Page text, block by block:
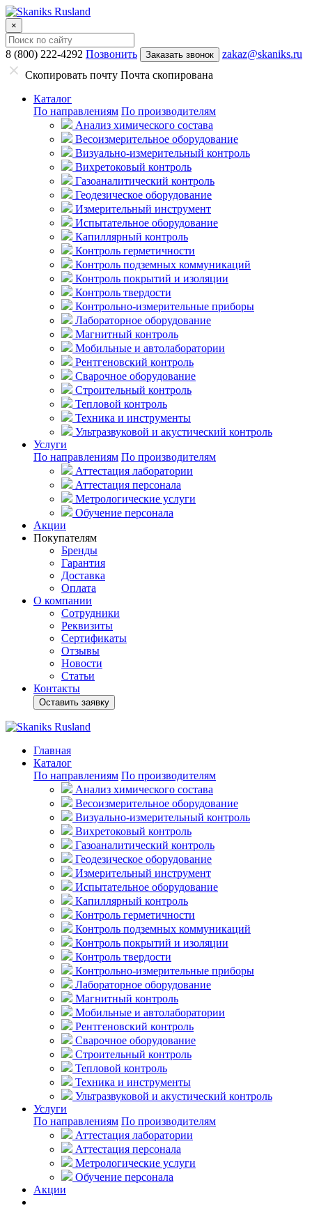
×
8 (800) 222-4292 Позвонить Заказать звонок
zakaz@skaniks.ru
Скопировать почту Почта скопирована
Каталог
По направлениям По производителям
Анализ химического состава
Весоизмерительное оборудование
Визуально-измерительный контроль
Вихретоковый контроль
Газоаналитический контроль
Геодезическое оборудование
Измерительный инструмент
Испытательное оборудование
Капиллярный контроль
Контроль герметичности
Контроль подземных коммуникаций
Контроль покрытий и изоляции
Контроль твердости
Контрольно-измерительные приборы
Лабораторное оборудование
Магнитный контроль
Мобильные и автолаборатории
Рентгеновский контроль
Сварочное оборудование
Строительный контроль
Тепловой контроль
Техника и инструменты
Ультразвуковой и акустический контроль
Услуги
По направлениям По производителям
Аттестация лаборатории
Аттестация персонала
Метрологические услуги
Обучение персонала
Акции
Покупателям
Бренды
Гарантия
Доставка
Оплата
О компании
Сотрудники
Реквизиты
Сертификаты
Отзывы
Новости
Статьи
Контакты
Оставить заявку
Главная
Каталог
По направлениям По производителям
Анализ химического состава
Весоизмерительное оборудование
Визуально-измерительный контроль
Вихретоковый контроль
Газоаналитический контроль
Геодезическое оборудование
Измерительный инструмент
Испытательное оборудование
Капиллярный контроль
Контроль герметичности
Контроль подземных коммуникаций
Контроль покрытий и изоляции
Контроль твердости
Контрольно-измерительные приборы
Лабораторное оборудование
Магнитный контроль
Мобильные и автолаборатории
Рентгеновский контроль
Сварочное оборудование
Строительный контроль
Тепловой контроль
Техника и инструменты
Ультразвуковой и акустический контроль
Услуги
По направлениям По производителям
Аттестация лаборатории
Аттестация персонала
Метрологические услуги
Обучение персонала
Акции